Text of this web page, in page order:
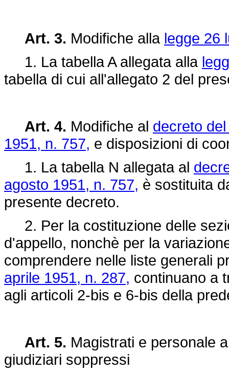
Art. 3. Modifiche alla legge 26
1. La tabella A allegata alla
tabella di cui all'allegato 2 del
Art. 4. Modifiche al decreto
1951, n. 757, e disposizioni di
1. La tabella N allegata al
agosto 1951, n. 757, è sostituita
presente decreto.
2. Per la costituzione delle
d'appello, nonchè per la
comprendere nelle liste generali
aprile 1951, n. 287, continuano a
agli articoli 2-bis e 6-bis della
Art. 5. Magistrati e personale
giudiziari soppressi